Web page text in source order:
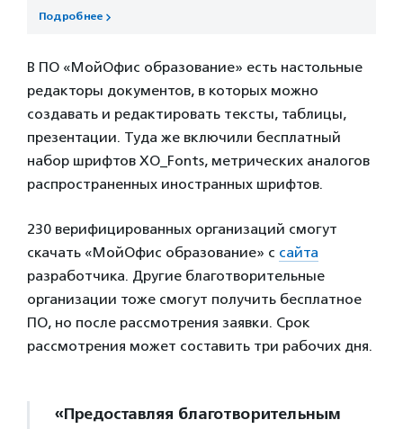
Подробнее
В ПО «МойОфис образование» есть настольные
редакторы документов, в которых можно
создавать и редактировать тексты, таблицы,
презентации. Туда же включили бесплатный
набор шрифтов XO_Fonts, метрических аналогов
распространенных иностранных шрифтов.
230 верифицированных организаций смогут
скачать «МойОфис образование» с сайта
разработчика. Другие благотворительные
организации тоже смогут получить бесплатное
ПО, но после рассмотрения заявки. Срок
рассмотрения может составить три рабочих дня.
«Предоставляя благотворительным